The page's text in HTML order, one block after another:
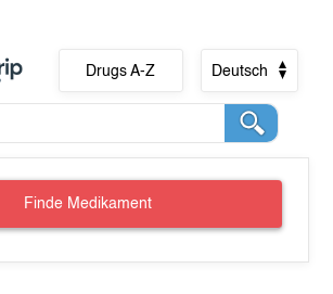
Drugs A-Z Deutsch
Finde Medikament